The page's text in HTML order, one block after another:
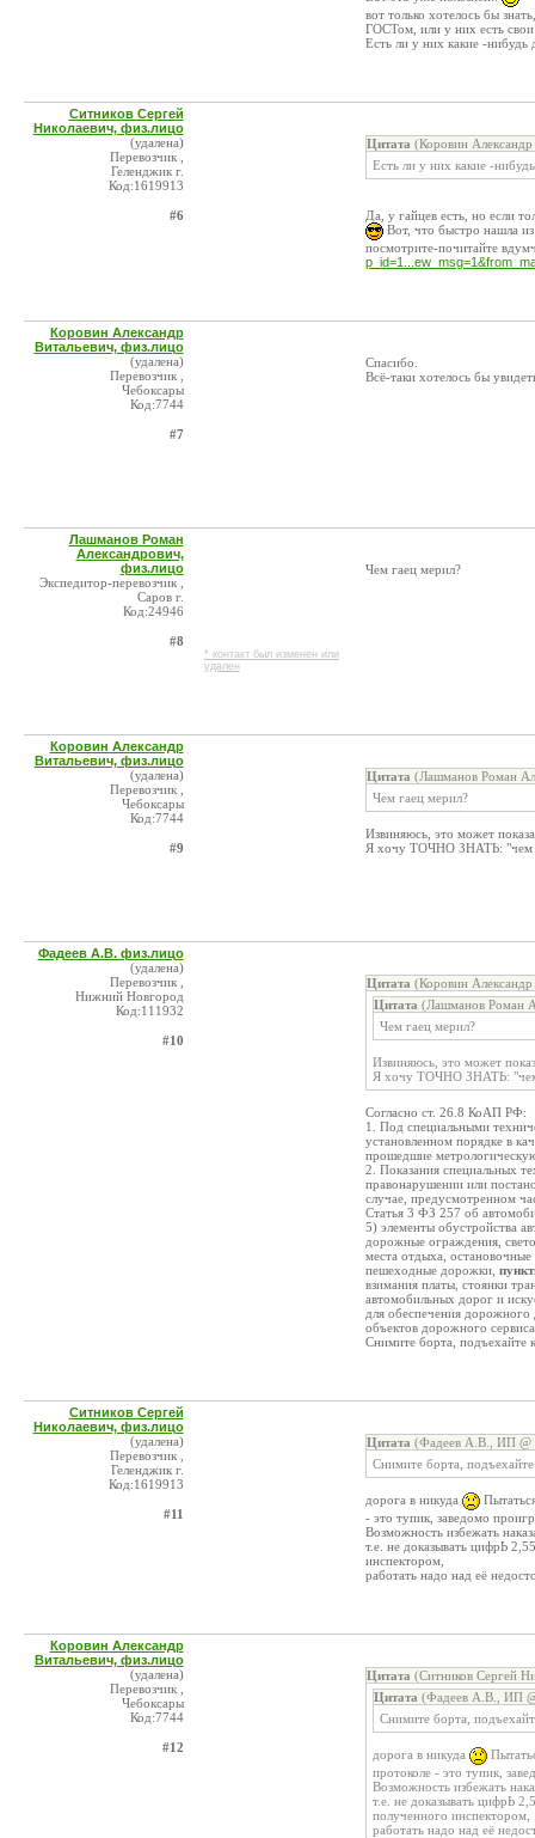
вот только хотелось бы
ГОСТом, или у них есть свои
Есть ли у них какие -нибудь
Ситников Сергей
Николаевич, физ.лицо
(удалена)
Перевозчик ,
Геленджик г.
Код:1619913
#6
Цитата (Коровин
Есть ли у них какие -
Да, у гайцев есть, но если
Вот, что быстро нашла
посмотрите-почитайте
Коровин Александр
Витальевич, физ.лицо
(удалена)
Перевозчик ,
Чебоксары
Код:7744
#7
Спасибо.
Всё-таки хотелось бы
Лашманов Роман
Александрович,
физ.лицо
Экспедитор-перевозчик ,
Саров г.
Код:24946
#8
* контакт был изменен или
удален
Чем гаец мерил?
Коровин Александр
Витальевич, физ.лицо
(удалена)
Перевозчик ,
Чебоксары
Код:7744
#9
Цитата (Лашманов Роман
Чем гаец мерил?
Извиняюсь, это может
Я хочу ТОЧНО ЗНАТЬ: "чем
Фадеев А.В. физ.лицо
(удалена)
Перевозчик ,
Нижний Новгород
Код:111932
#10
Цитата (Коровин
Цитата (Лашманов Роман
Чем гаец мерил?
Извиняюсь, это может
Я хочу ТОЧНО ЗНАТЬ:
Согласно ст. 26.8 КоАП РФ:
1. Под специальными
установленном порядке в
прошедшие
2. Показания специальных
правонарушении или
случае, предусмотренном
Статья 3 ФЗ 257 об
5) элементы обустройства
дорожные ограждения,
места отдыха,
пешеходные дорожки,
взимания платы, стоянки
автомобильных дорог и
для обеспечения
объектов дорожного
Снимите борта, подъехайте
Ситников Сергей
Николаевич, физ.лицо
(удалена)
Перевозчик ,
Геленджик г.
Код:1619913
#11
Цитата (Фадеев А.В., ИП @
Снимите борта,
дорога в никуда
- это тупик, заведомо
Возможность избежать
т.е. не доказывать цифрЬ
инспектором,
работать надо над её
Коровин Александр
Витальевич, физ.лицо
(удалена)
Перевозчик ,
Чебоксары
Код:7744
#12
Цитата (Ситников Сергей
Цитата (Фадеев А.В., ИП
Снимите борта,
дорога в никуда
протоколе - это тупик,
Возможность избежать
т.е. не доказывать цифрЬ
полученного инспектором,
работать надо над её